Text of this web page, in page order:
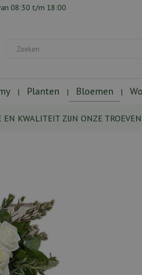
EN KWALITEIT ZIJN ONZE TROEVEN
08:30 t/m 18:00
Planten Bloemen